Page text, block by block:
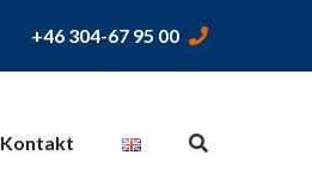
+46 304-67 95 00
Kontakt